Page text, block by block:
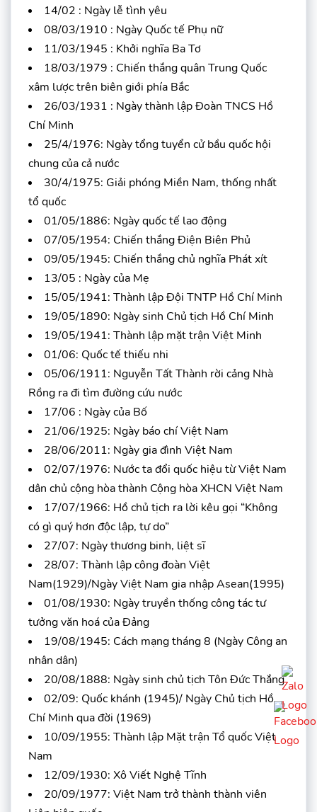
14/02 : Ngày lễ tình yêu
08/03/1910 : Ngày Quốc tế Phụ nữ
11/03/1945 : Khởi nghĩa Ba Tơ
18/03/1979 : Chiến thắng quân Trung Quốc
xâm lược trên biên giới phía Bắc
26/03/1931 : Ngày thành lập Đoàn TNCS Hồ
Chí Minh
25/4/1976: Ngày tổng tuyển cử bầu quốc hội
chung của cả nước
30/4/1975: Giải phóng Miền Nam, thống nhất
tổ quốc
01/05/1886: Ngày quốc tế lao động
07/05/1954: Chiến thắng Điện Biên Phủ
09/05/1945: Chiến thắng chủ nghĩa Phát xít
13/05 : Ngày của Mẹ
15/05/1941: Thành lập Đội TNTP Hồ Chí Minh
19/05/1890: Ngày sinh Chủ tịch Hồ Chí Minh
19/05/1941: Thành lập mặt trận Việt Minh
01/06: Quốc tế thiếu nhi
05/06/1911: Nguyễn Tất Thành rời cảng Nhà
Rồng ra đi tìm đường cứu nước
17/06 : Ngày của Bố
21/06/1925: Ngày báo chí Việt Nam
28/06/2011: Ngày gia đình Việt Nam
02/07/1976: Nước ta đổi quốc hiệu từ Việt Nam
dân chủ cộng hòa thành Cộng hòa XHCN Việt Nam
17/07/1966: Hồ chủ tịch ra lời kêu gọi “Không
có gì quý hơn độc lập, tự do”
27/07: Ngày thương binh, liệt sĩ
28/07: Thành lập công đoàn Việt
Nam(1929)/Ngày Việt Nam gia nhập Asean(1995)
01/08/1930: Ngày truyền thống công tác tư
tưởng văn hoá của Đảng
19/08/1945: Cách mạng tháng 8 (Ngày Công an
nhân dân)
20/08/1888: Ngày sinh chủ tịch Tôn Đức Thắng
02/09: Quốc khánh (1945)/ Ngày Chủ tịch Hồ
Chí Minh qua đời (1969)
10/09/1955: Thành lập Mặt trận Tổ quốc Việt
Nam
12/09/1930: Xô Viết Nghệ Tĩnh
20/09/1977: Việt Nam trở thành thành viên